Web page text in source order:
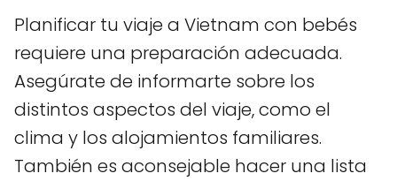
Planificar tu viaje a Vietnam con bebés
requiere una preparación adecuada.
Asegúrate de informarte sobre los
distintos aspectos del viaje, como el
clima y los alojamientos familiares.
También es aconsejable hacer una lista